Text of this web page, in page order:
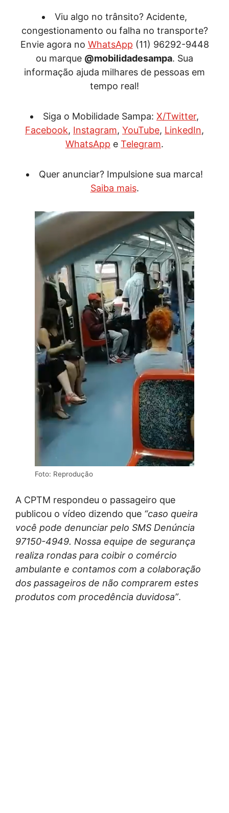
Viu algo no trânsito? Acidente,
congestionamento ou falha no transporte?
Envie agora no WhatsApp (11) 96292-9448
ou marque @mobilidadesampa. Sua
informação ajuda milhares de pessoas em
tempo real!
Siga o Mobilidade Sampa: X/Twitter,
Facebook, Instagram, YouTube, LinkedIn,
WhatsApp e Telegram.
Quer anunciar? Impulsione sua marca!
Saiba mais.
Foto: Reprodução
A CPTM respondeu o passageiro que
publicou o vídeo dizendo que “caso queira
você pode denunciar pelo SMS Denúncia
97150-4949. Nossa equipe de segurança
realiza rondas para coibir o comércio
ambulante e contamos com a colaboração
dos passageiros de não comprarem estes
produtos com procedência duvidosa”.